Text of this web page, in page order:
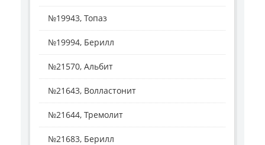
№19943, Топаз
№19994, Берилл
№21570, Альбит
№21643, Волластонит
№21644, Тремолит
№21683, Берилл